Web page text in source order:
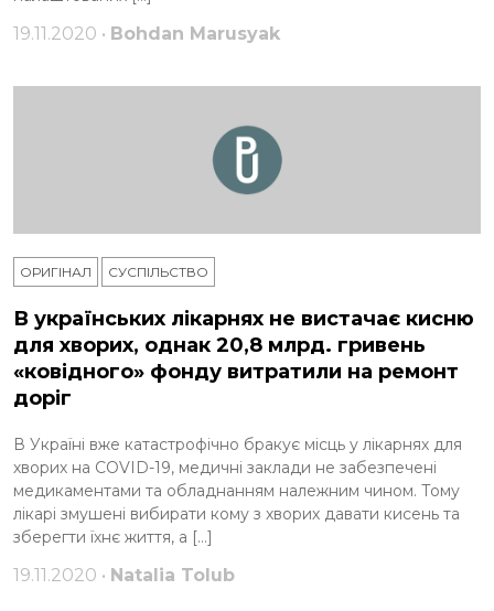
19.11.2020 • Bohdan Marusyak
ОРИГІНАЛ СУСПІЛЬСТВО
В українських лікарнях не вистачає кисню
для хворих, однак 20,8 млрд. гривень
«ковідного» фонду витратили на ремонт
доріг
В Україні вже катастрофічно бракує місць у лікарнях для
хворих на COVID-19, медичні заклади не забезпечені
медикаментами та обладнанням належним чином. Тому
лікарі змушені вибирати кому з хворих давати кисень та
зберегти їхнє життя, а […]
19.11.2020 • Natalia Tolub